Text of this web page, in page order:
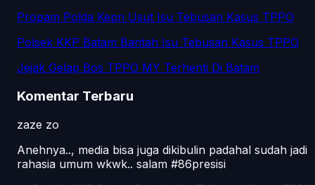
Propam Polda Kepri Usut Isu Tebusan Kasus TPPO
Polsek KKP Batam Bantah Isu Tebusan Kasus TPPO
Jejak Gelap Bos TPPO MY Terhenti Di Batam
Komentar Terbaru
zaze zo
Anehnya.., media bisa juga dikibulin padahal sudah jadi
rahasia umum wkwk.. salam #86presisi